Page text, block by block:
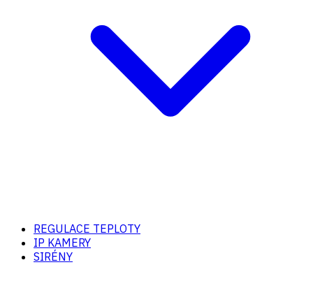
REGULACE TEPLOTY
IP KAMERY
SIRÉNY